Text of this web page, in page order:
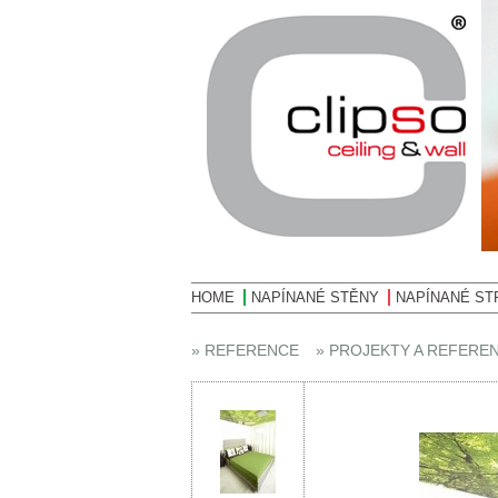
HOME NAPÍNANÉ STĚNY NAPÍNANÉ
» REFERENCE » PROJEKTY A